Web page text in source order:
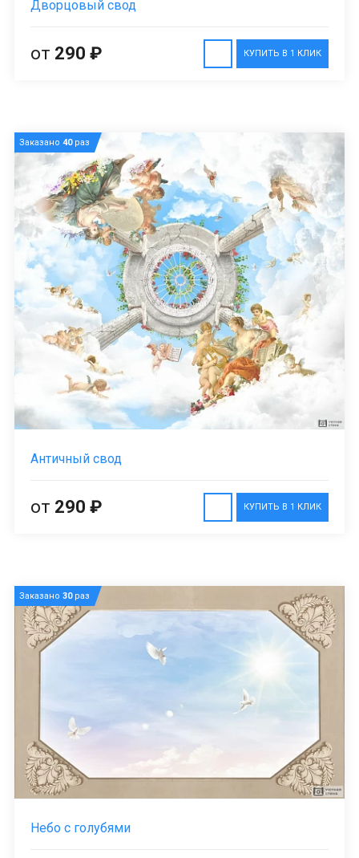
Дворцовый свод
КУПИТЬ В 1 КЛИК
от 290 ₽
Заказано 40раз
Античный свод
КУПИТЬ В 1 КЛИК
от 290 ₽
Заказано 30раз
Небо с голубями